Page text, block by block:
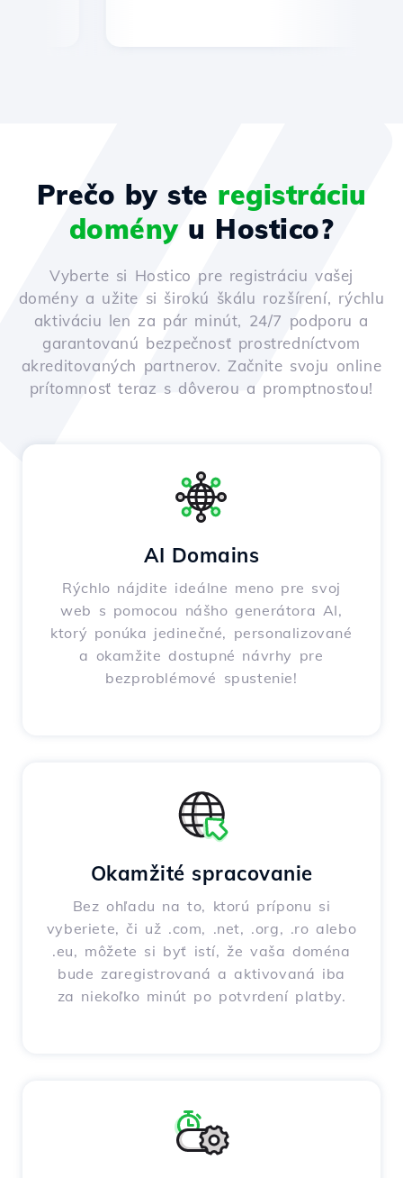
Prečo by ste registráciu
doményu Hostico?
Vyberte si Hostico pre registráciu vašej
domény a užite si širokú škálu rozšírení, rýchlu
aktiváciu len za pár minút, 24/7 podporu a
garantovanú bezpečnosť prostredníctvom
akreditovaných partnerov. Začnite svoju online
prítomnosť teraz s dôverou a promptnosťou!
AI Domains
Rýchlo nájdite ideálne meno pre svoj
web s pomocou nášho generátora AI,
ktorý ponúka jedinečné, personalizované
a okamžite dostupné návrhy pre
bezproblémové spustenie!
Okamžité spracovanie
Bez ohľadu na to, ktorú príponu si
vyberiete, či už .com, .net, .org, .ro alebo
.eu, môžete si byť istí, že vaša doména
bude zaregistrovaná a aktivovaná iba
za niekoľko minút po potvrdení platby.